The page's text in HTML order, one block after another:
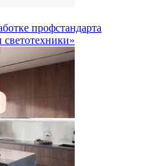
профстандарта
светотехники»